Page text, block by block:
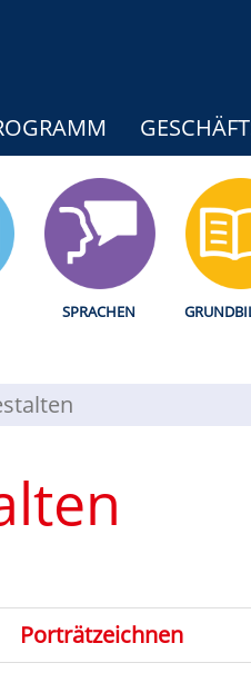
SPRACHEN
Porträtzeichnen